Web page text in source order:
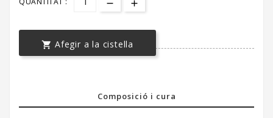
 Afegir a la cistella
Composició i cura